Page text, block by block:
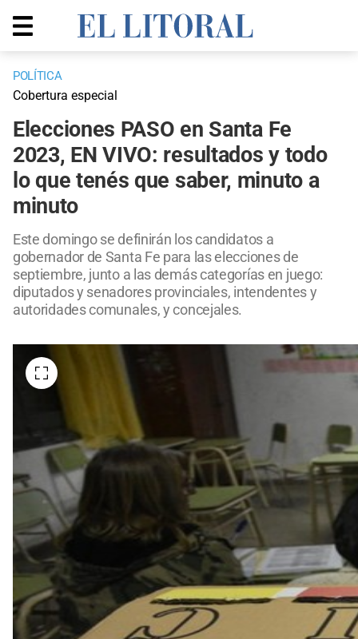
POLÍTICA
Cobertura especial
Elecciones PASO en Santa Fe
2023, EN VIVO: resultados y todo
lo que tenés que saber, minuto a
minuto
Este domingo se definirán los candidatos a
gobernador de Santa Fe para las elecciones de
septiembre, junto a las demás categorías en juego:
diputados y senadores provinciales, intendentes y
autoridades comunales, y concejales.